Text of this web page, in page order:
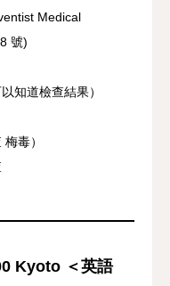
Medical
號)
知道檢查結果）
毒）
Kyoto ＜英語